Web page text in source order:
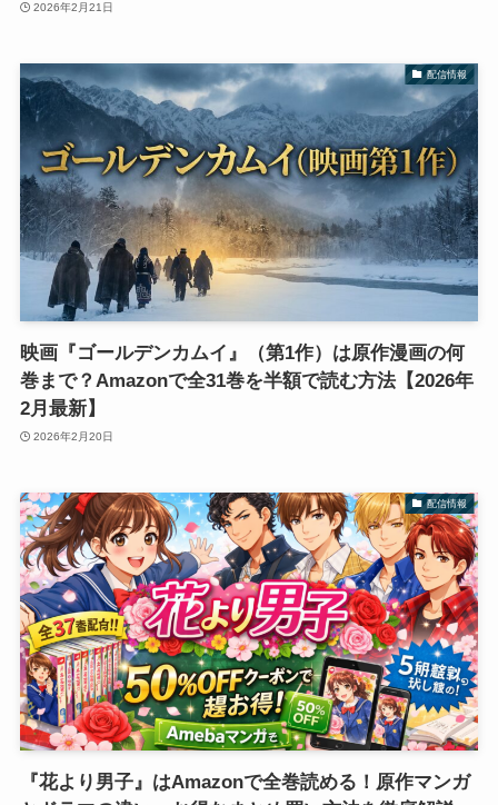
2026年2月21日
配信情報
映画『ゴールデンカムイ』（第1作）は原作漫画の何
巻まで？Amazonで全31巻を半額で読む方法【2026年
2月最新】
2026年2月20日
配信情報
『花より男子』はAmazonで全巻読める！原作マンガ